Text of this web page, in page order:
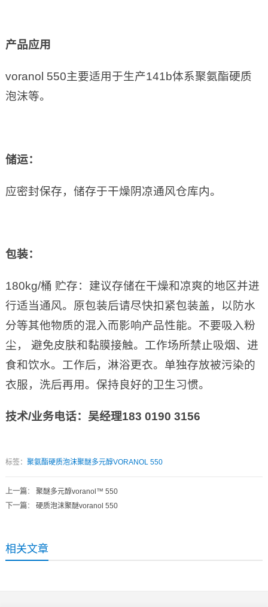
产品应用
voranol 550主要适用于生产141b体系聚氨酯硬质
泡沫等。
储运：
应密封保存，储存于干燥阴凉通风仓库内。
包装：
180kg/桶 贮存：建议存储在干燥和凉爽的地区并进
行适当通风。原包装后请尽快扣紧包装盖，以防水
分等其他物质的混入而影响产品性能。不要吸入粉
尘， 避免皮肤和黏膜接触。工作场所禁止吸烟、进
食和饮水。工作后，淋浴更衣。单独存放被污染的
衣服，洗后再用。保持良好的卫生习惯。
技术/业务电话：吴经理183 0190 3156
标签： 聚氨酯硬质泡沫聚醚多元醇VORANOL 550
上一篇： 聚醚多元醇voranol™ 550
下一篇： 硬质泡沫聚醚voranol 550
相关文章